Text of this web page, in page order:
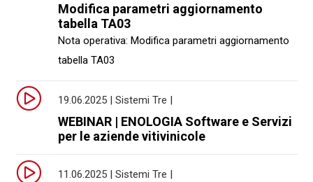
Modifica parametri aggiornamento
tabella TA03
Nota operativa: Modifica parametri aggiornamento
tabella TA03
19.06.2025 | Sistemi Tre |
WEBINAR | ENOLOGIA Software e Servizi
per le aziende vitivinicole
11.06.2025 | Sistemi Tre |